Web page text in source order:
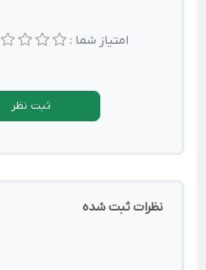
امتیاز شما :
ثبت نظر
نظرات ثبت شده